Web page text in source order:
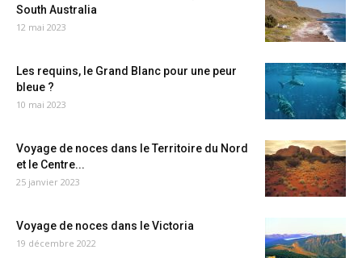
South Australia
12 mai 2023
Les requins, le Grand Blanc pour une peur
bleue ?
10 mai 2023
Voyage de noces dans le Territoire du Nord
et le Centre...
25 janvier 2023
Voyage de noces dans le Victoria
19 décembre 2022